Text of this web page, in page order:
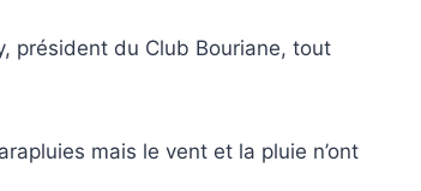
président du Club Bouriane, tout
mais le vent et la pluie n’ont